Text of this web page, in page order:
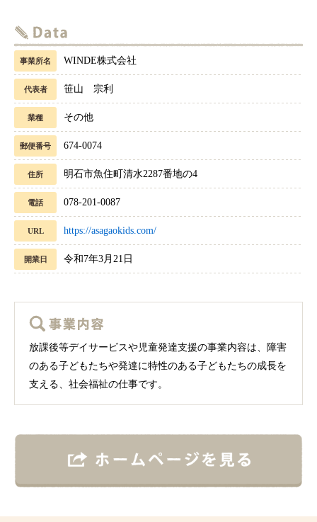
事業所名 WINDE株式会社
代表者 笹山 宗利
業種 その他
郵便番号 674-0074
住所 明石市魚住町清水2287番地の4
電話 078-201-0087
URL https://asagaokids.com/
開業日 令和7年3月21日
放課後等デイサービスや児童発達支援の事業内容は、障害
のある子どもたちや発達に特性のある子どもたちの成長を
支える、社会福祉の仕事です。